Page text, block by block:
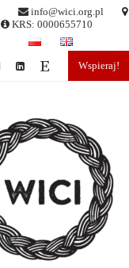
info@wici.org.pl
KRS: 0000655710
Wspieraj!